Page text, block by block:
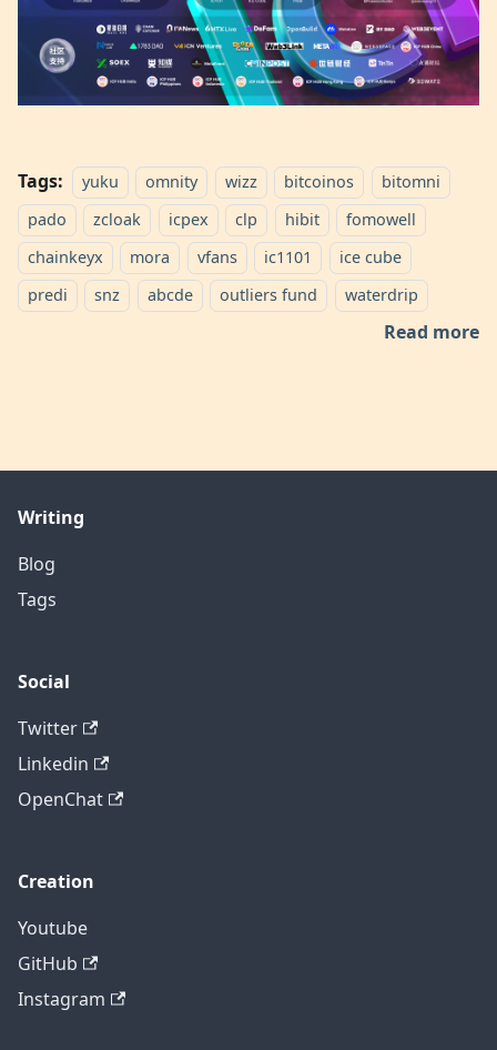
Tags: yuku omnity wizz bitcoinos
bitomni
pado
zcloak icpex clp hibit
fomowell
chainkeyx
mora vfans ic1101
ice cube
predi
snz abcde outliers fund waterdrip
Read more
Writing
Blog
Tags
Social
Twitter
Linkedin
OpenChat
Creation
Youtube
GitHub
Instagram